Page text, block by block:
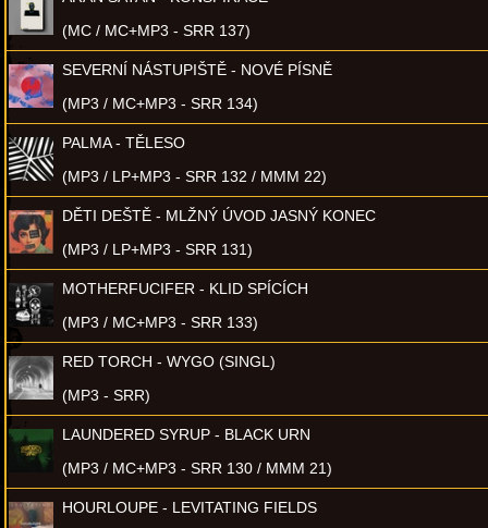
(MC / MC+MP3 - SRR 137)
SEVERNÍ NÁSTUPIŠTĚ - NOVÉ PÍSNĚ
(MP3 / MC+MP3 - SRR 134)
PALMA - TĚLESO
(MP3 / LP+MP3 - SRR 132 / MMM 22)
DĚTI DEŠTĚ - MLŽNÝ ÚVOD JASNÝ KONEC
(MP3 / LP+MP3 - SRR 131)
MOTHERFUCIFER - KLID SPÍCÍCH
(MP3 / MC+MP3 - SRR 133)
RED TORCH - WYGO (SINGL)
(MP3 - SRR)
LAUNDERED SYRUP - BLACK URN
(MP3 / MC+MP3 - SRR 130 / MMM 21)
HOURLOUPE - LEVITATING FIELDS